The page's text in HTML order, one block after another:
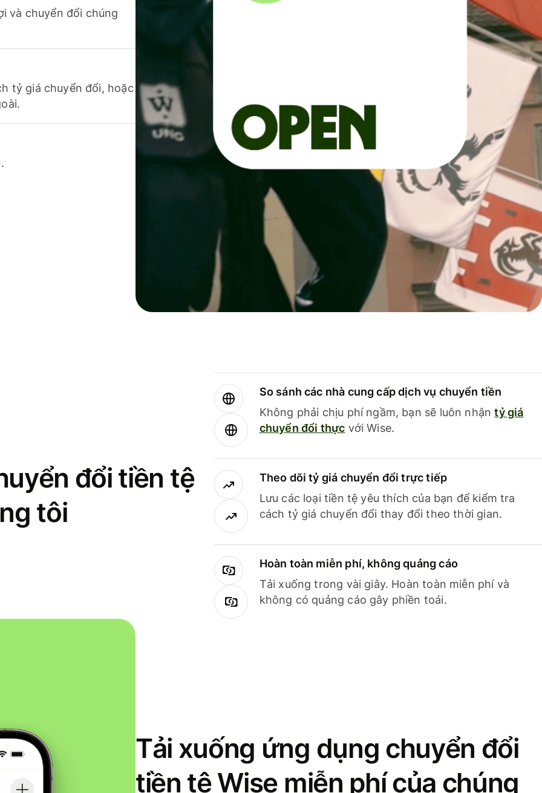
và chuyển đổi chúng
tỷ giá chuyển đổi, hoặc
đổi tiền tệ
tôi
So sánh các nhà cung cấp dịch vụ chuyển tiền
Không phải chịu phí ngầm, bạn sẽ luôn nhậntỷ giá
chuyển đổi thực với Wise.
Theo dõi tỷ giá chuyển đổi trực tiếp
Lưu các loại tiền tệ yêu thích của bạn để kiểm tra
cách tỷ giá chuyển đổi thay đổi theo thời gian.
Hoàn toàn miễn phí, không quảng cáo
Tải xuống trong vài giây. Hoàn toàn miễn phí và
không có quảng cáo gây phiền toái.
Tải xuống ứng dụng chuyển đổi
tiền tệ Wise miễn phí của chúng